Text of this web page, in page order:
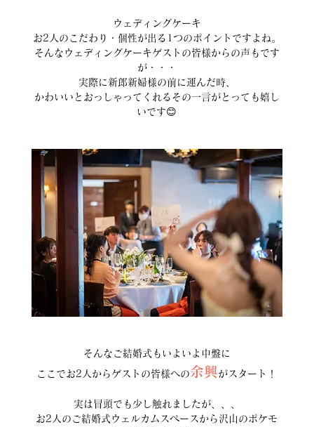
ウェディングケーキ
お2人のこだわり・個性が出る1つのポイントですよね。
そんなウェディングケーキゲストの皆様からの声もです
が・・・
実際に新郎新婦様の前に運んだ時、
かわいいとおっしゃってくれるその一言がとっても嬉し
いです😊
そんなご結婚式もいよいよ中盤に
ここでお2人からゲストの皆様への余興がスタート！
実は冒頭でも少し触れましたが、、、
お2人のご結婚式ウェルカムスペースから沢山のポケモ